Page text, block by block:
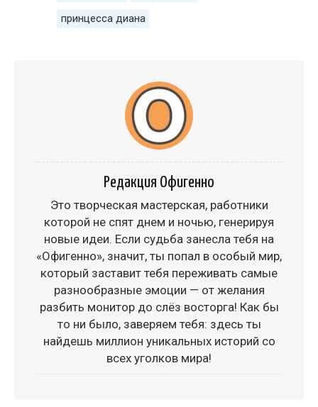
принцесса диана
Редакция Офигенно
Это творческая мастерская, работники
которой не спят днем и ночью, генерируя
новые идеи. Если судьба занесла тебя на
«Офигенно», значит, ты попал в особый мир,
который заставит тебя переживать самые
разнообразные эмоции — от желания
разбить монитор до слёз восторга! Как бы
то ни было, заверяем тебя: здесь ты
найдешь миллион уникальных историй со
всех уголков мира!